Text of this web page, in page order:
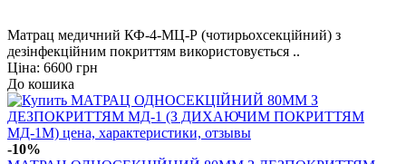
Матрац медичний КФ-4-МЦ-Р (чотирьохсекційний) з
дезінфекційним покриттям використовується ..
Ціна: 6600 грн
До кошика
-10%